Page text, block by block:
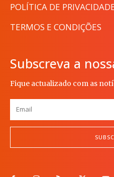
POLÍTICA DE
TERMOS E CONDIÇÕES
Subscreva a
Fique actualizado com as